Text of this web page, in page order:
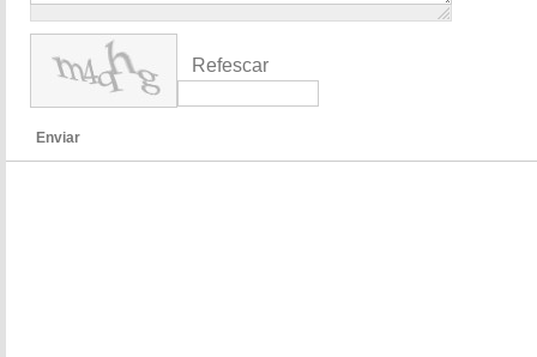
Refescar
Enviar